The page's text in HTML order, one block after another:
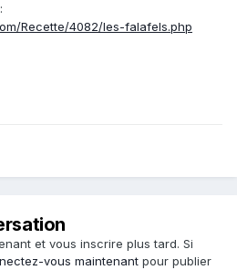
Recette/4082/les-falafels.php
et vous inscrire plus tard. Si
vous maintenant pour publier